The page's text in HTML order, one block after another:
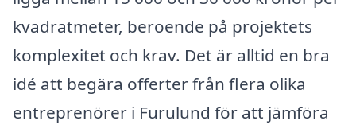
kvadratmeter, beroende på projektets
komplexitet och krav. Det är alltid en bra
idé att begära offerter från flera olika
entreprenörer i Furulund för att jämföra